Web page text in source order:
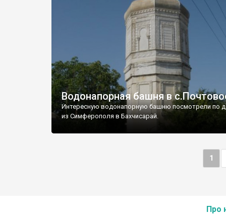
Водонапорная башня в
Интересную водонапорную башню посмотрели по
из Симферополя в Бахчисарай.
1
Про